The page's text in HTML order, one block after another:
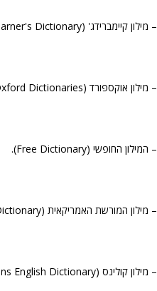
– מילון קיימברידג' (Cambridge Advanced Learner's Dictionary).
– מילון אוקספורד (Oxford Dictionaries).
– המילון החופשי (Free Dictionary).
– מילון המורשת האמריקאית (American Heritage Dictionary).
– מילון קולינס (Collins English Dictionary).